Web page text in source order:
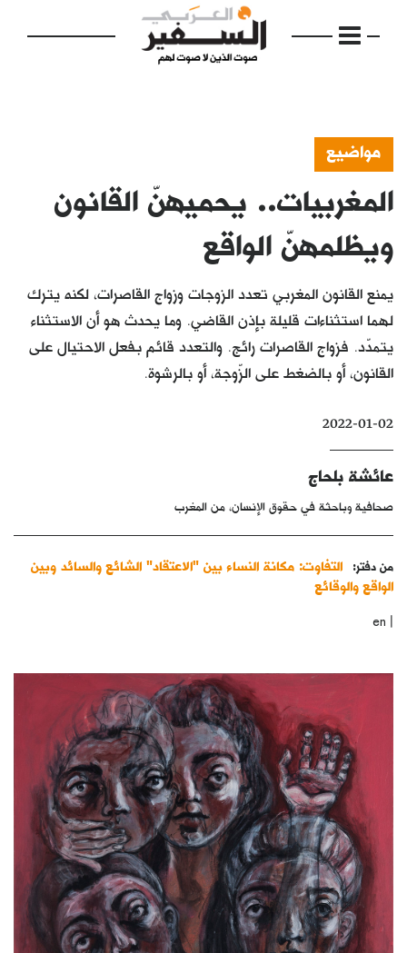
الرئيسية
مواضيع
فكرة
دفاتر
بالصورة
كتّابنا
الأرشيف
مواضيع
المغربيات.. يحميهنّ القانون
ويظلمهنّ الواقع
يمنع القانون المغربي تعدد الزوجات وزواج القاصرات، لكنه يترك
لهما استثناءات قليلة بإذن القاضي. وما يحدث هو أن الاستثناء
يتمدّد. فزواج القاصرات رائج. والتعدد قائم بفعل الاحتيال على
القانون، أو بالضغط على الزّوجة، أو بالرشوة.
2022-01-02
عائشة بلحاج
صحافية وباحثة في حقوق الإنسان، من المغرب
من دفتر:
التفاوت: مكانة النساء بين "الاعتقاد" الشائع والسائد وبين
الواقع والوقائع
|
en